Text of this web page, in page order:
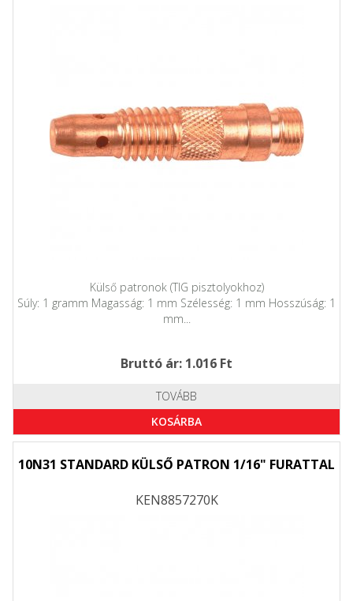
Külső patronok (TIG pisztolyokhoz)
Súly: 1 gramm Magasság: 1 mm Szélesség: 1 mm Hosszúság: 1
mm...
Bruttó ár: 1.016 Ft
TOVÁBB
KOSÁRBA
10N31 STANDARD KÜLSŐ PATRON 1/16" FURATTAL
KEN8857270K